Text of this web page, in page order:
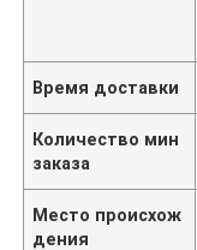
Время доставки
Количество мин
заказа
Место происхож
дения